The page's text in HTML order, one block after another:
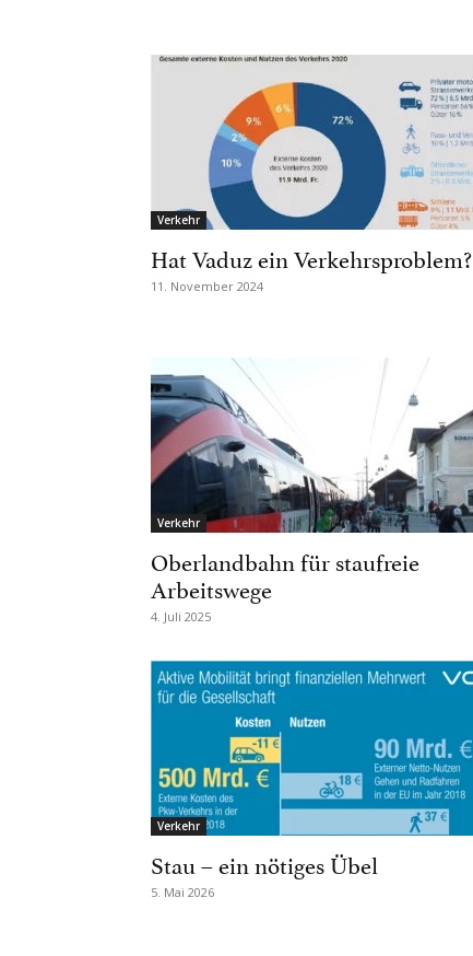
Verkehr
Hat Vaduz ein Verkehrsproblem?
11. November 2024
Verkehr
Oberlandbahn für staufreie
Arbeitswege
4. Juli 2025
Verkehr
Stau – ein nötiges Übel
5. Mai 2026